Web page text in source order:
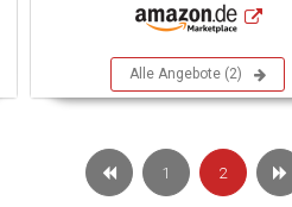
Alle Angebote (2)
1 2